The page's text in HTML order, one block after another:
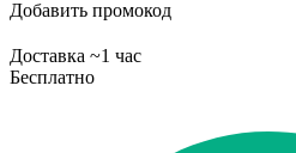
Добавить промокод
Доставка ~1 час
Бесплатно